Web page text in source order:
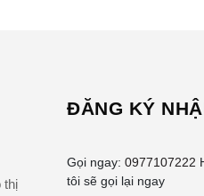
thị
ĐĂNG KÝ
Gọi ngay: 0977107222
tôi sẽ gọi lại ngay